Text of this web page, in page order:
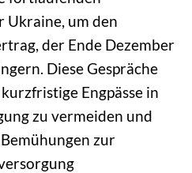
Ukraine, um den
der Ende Dezember
Diese Gespräche
Engpässe in
zu vermeiden und
zur